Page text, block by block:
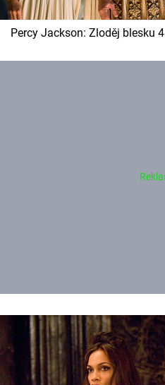
Percy Jackson: Zloděj blesku 4